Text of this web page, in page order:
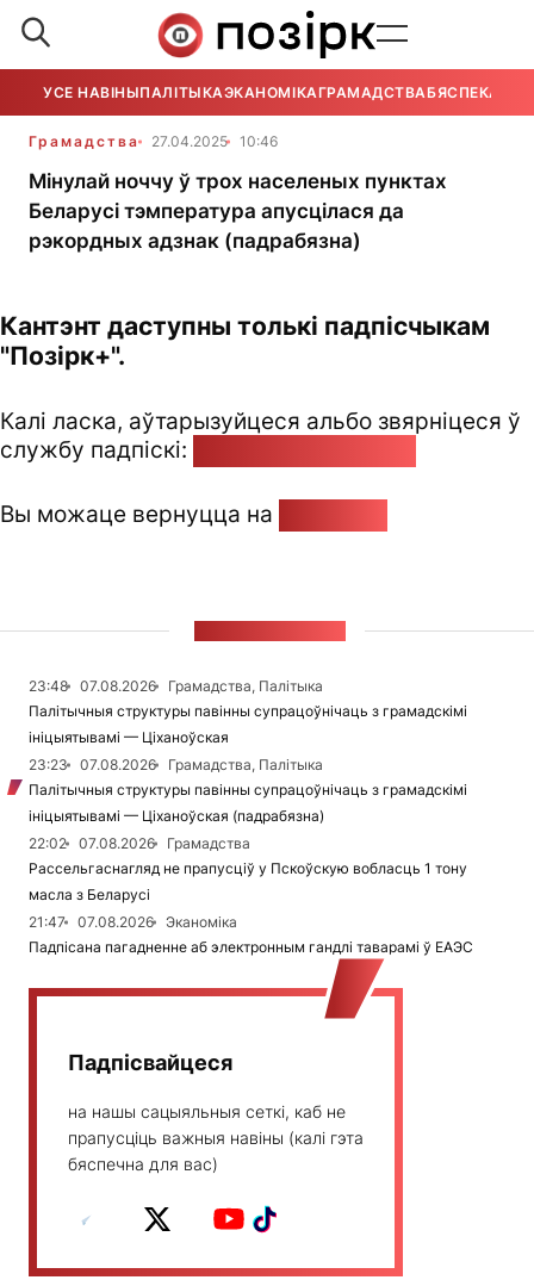
УСЕ НАВІНЫПАЛІТЫКАЭКАНОМІКАГРАМАДСТВАБЯСПЕКА
Грамадства 27.04.2025 10:46
Мінулай ноччу ў трох населеных пунктах
Беларусі тэмпература апусцілася да
рэкордных адзнак (падрабязна)
Кантэнт даступны толькі падпісчыкам
"Позірк+".
Калі ласка, аўтарызуйцеся альбо звярніцеся ў
службу падпіскі:
Вы можаце вернуцца на
23:48 07.08.2026
Грамадства, Палітыка
Палітычныя структуры павінны супрацоўнічаць з грамадскімі
ініцыятывамі — Ціханоўская
23:23
07.08.2026
Грамадства, Палітыка
Палітычныя структуры павінны супрацоўнічаць з грамадскімі
ініцыятывамі — Ціханоўская (падрабязна)
22:02
07.08.2026
Грамадства
Рассельгаснагляд не прапусціў у Пскоўскую вобласць 1 тону
масла з Беларусі
21:47
07.08.2026
Эканоміка
Падпісана пагадненне аб электронным гандлі таварамі ў ЕАЭС
Падпісвайцеся
на нашы сацыяльныя сеткі, каб не
прапусціць важныя навіны (калі гэта
бяспечна для вас)